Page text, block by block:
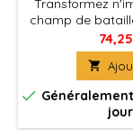
Transformez
champ de
à emboîter,

